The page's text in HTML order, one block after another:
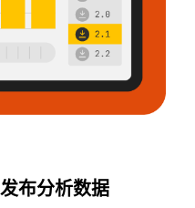
布分析数据